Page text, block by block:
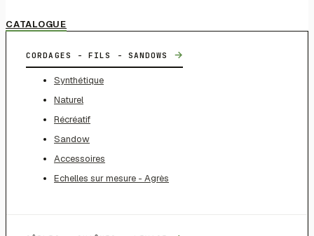
CATALOGUE
CORDAGES - FILS - SANDOWS →
Synthétique
Naturel
Récréatif
Sandow
Accessoires
Echelles sur mesure - Agrès